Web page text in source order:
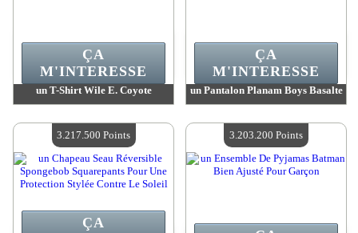
un T-Shirt Wile E. Coyote
Quantité Disponible :4
ÇA
M'INTERESSE
un Pantalon Planam Boys Basalte
Quantité Disponible :4
ÇA
M'INTERESSE
ÇA
3.217.500 Points 3.203.200 Points